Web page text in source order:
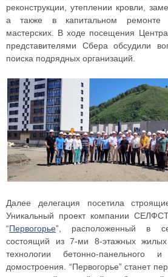
реконструкции, утеплении кровли,
а также в капитальном ремонте
мастерских. В ходе посещения
представителями Сбера обсудили
поиска подрядных организаций.
Далее делегация посетила
Уникальный проект компании
“Первогорье”, расположенный в
состоящий из 7-ми 8-этажных
технологии бетонно-панельного и
домостроения. “Первогорье” станет